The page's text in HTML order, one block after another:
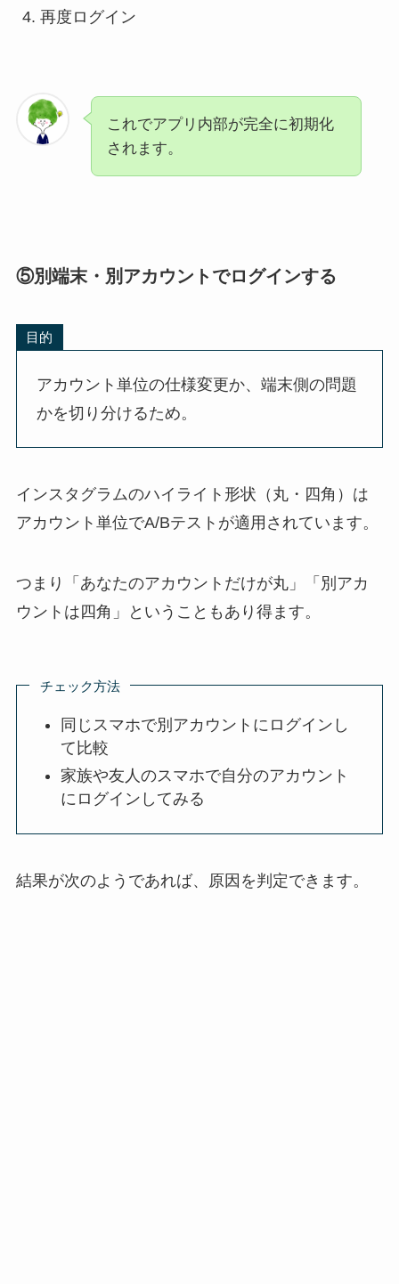
再度ログイン
これでアプリ内部が完全に初期化
されます。
⑤別端末・別アカウントでログインする
目的
アカウント単位の仕様変更か、端末側の問題
かを切り分けるため。
インスタグラムのハイライト形状（丸・四角）は
アカウント単位でA/Bテストが適用 されています。
つまり「あなたのアカウントだけが丸」「別アカ
ウントは四角」ということもあり得ます。
チェック方法
同じスマホで別アカウントにログインし
て比較
家族や友人のスマホで自分のアカウント
にログインしてみる
結果が次のようであれば、原因を判定できます。